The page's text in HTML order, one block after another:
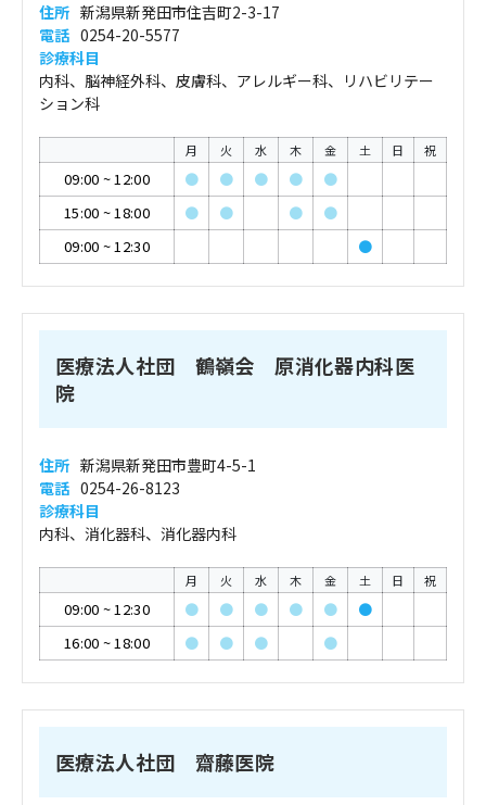
住所 新潟県新発田市住吉町2-3-17
電話 0254-20-5577
診療科目
内科、脳神経外科、皮膚科、アレルギー科、リハビリテー
ション科
月 火 水 木 金 土 日 祝
09:00 ~12:00 ● ● ● ●
●
15:00 ~18:00 ● ● ●
●
09:00 ~12:30 ●
医療法人社団 鶴嶺会 原消化器内科医
院
住所 新潟県新発田市豊町4-5-1
電話 0254-26-8123
診療科目
内科、消化器科、消化器内科
月 火 水 木 金 土 日 祝
09:00 ~12:30 ● ● ● ● ●
●
16:00 ~18:00 ● ● ● ●
医療法人社団 齋藤医院